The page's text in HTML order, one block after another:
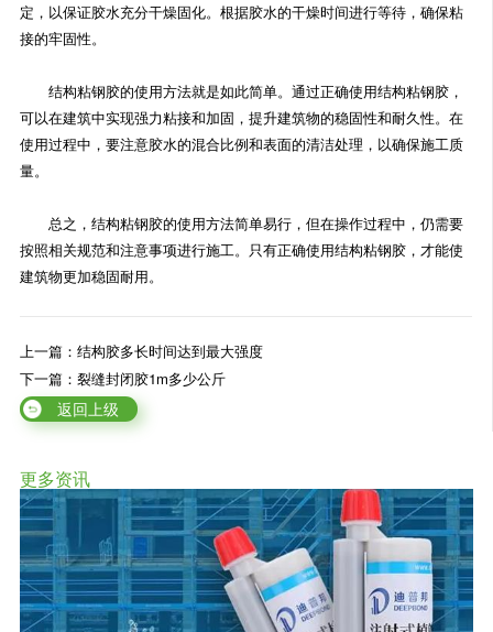
定，以保证胶水充分干燥固化。根据胶水的干燥时间进行等待，确保粘
接的牢固性。
结构粘钢胶的使用方法就是如此简单。通过正确使用结构粘钢胶，
可以在建筑中实现强力粘接和加固，提升建筑物的稳固性和耐久性。在
使用过程中，要注意胶水的混合比例和表面的清洁处理，以确保施工质
量。
总之，结构粘钢胶的使用方法简单易行，但在操作过程中，仍需要
按照相关规范和注意事项进行施工。只有正确使用结构粘钢胶，才能使
建筑物更加稳固耐用。
上一篇：结构胶多长时间达到最大强度
下一篇：裂缝封闭胶1m多少公斤
返回上级
更多资讯